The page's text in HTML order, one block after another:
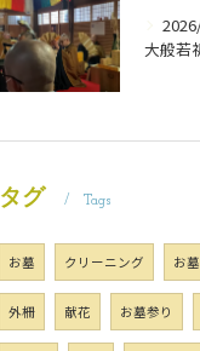
タグ Tags
お墓 クリーニング お
外柵 献花 お墓参り